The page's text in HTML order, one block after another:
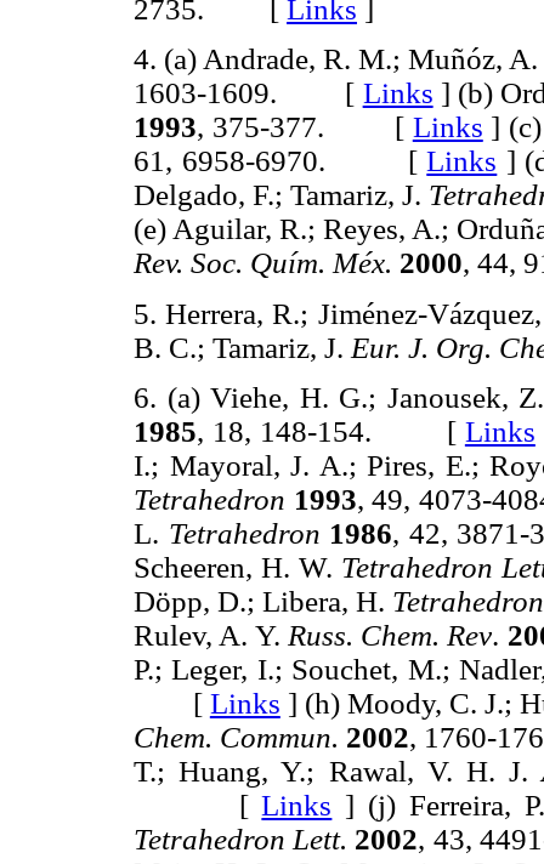
2735. [ Links
4. (a) Andrade, R. M.; Muñóz,
1603-1609. [ Links ] (b)
1993, 375-377. [ Links ]
61, 6958-6970. [Links ]
Delgado, F.; Tamariz, J.
(e) Aguilar, R.; Reyes, A.;
Rev. Soc. Quím. Méx. 2000,
5. Herrera, R.; Jiménez-
B. C.; Tamariz, J. Eur. J. Org.
6. (a) Viehe, H. G.; Janousek,
1985, 18, 148-154. [ Links
I.; Mayoral, J. A.; Pires, E.;
Tetrahedron 1993, 49,
L. Tetrahedron 1986, 42,
Scheeren, H. W. Tetrahedron
Döpp, D.; Libera, H.
Rulev, A. Y. Russ. Chem. Rev.
P.; Leger, I.; Souchet, M.;
[ Links ] (h) Moody, C. J.;
Chem. Commun. 2002, 1760-
T.; Huang, Y.; Rawal, V. H. J.
[Links ] (j) Ferreira,
Tetrahedron Lett. 2002, 43,